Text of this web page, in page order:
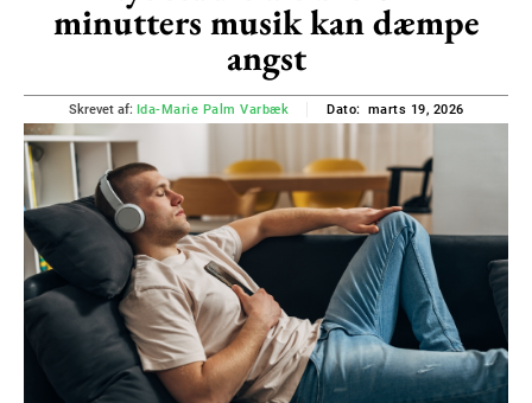
minutters musik kan dæmpe
angst
Skrevet af: Ida-Marie Palm Varbæk Dato: marts 19, 2026